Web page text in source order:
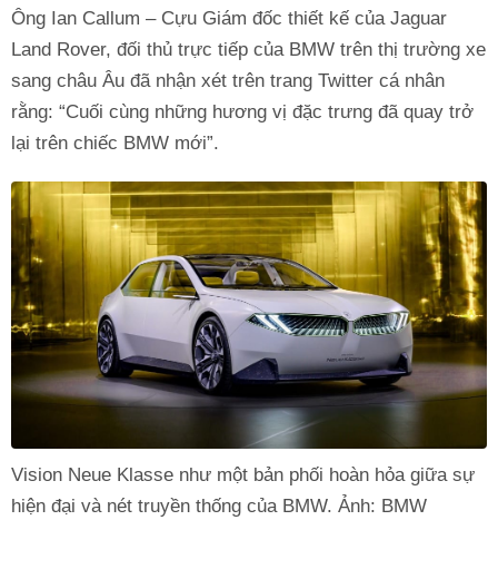
Ông Ian Callum – Cựu Giám đốc thiết kế của Jaguar
Land Rover, đối thủ trực tiếp của BMW trên thị trường xe
sang châu Âu đã nhận xét trên trang Twitter cá nhân
rằng: “Cuối cùng những hương vị đặc trưng đã quay trở
lại trên chiếc BMW mới”.
Vision Neue Klasse như một bản phối hoàn hỏa giữa sự
hiện đại và nét truyền thống của BMW. Ảnh: BMW